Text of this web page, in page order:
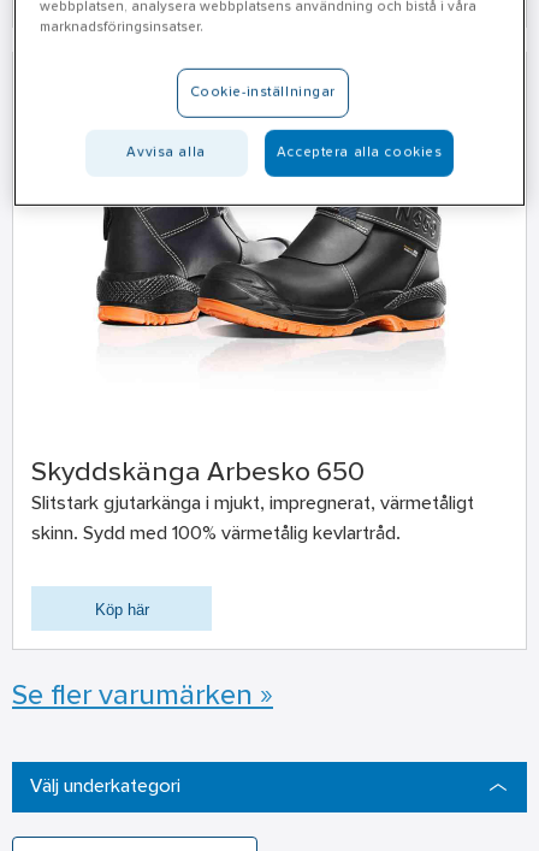
Skyddskänga Arbesko 650
Slitstark gjutarkänga i mjukt, impregnerat, värmetåligt
skinn. Sydd med 100% värmetålig kevlartråd.
Köp här
Se fler varumärken »
Välj underkategori
webbplatsen, analysera webbplatsens användning och bistå i våra
marknadsföringsinsatser.
Cookie-inställningar
Avvisa alla Acceptera alla cookies